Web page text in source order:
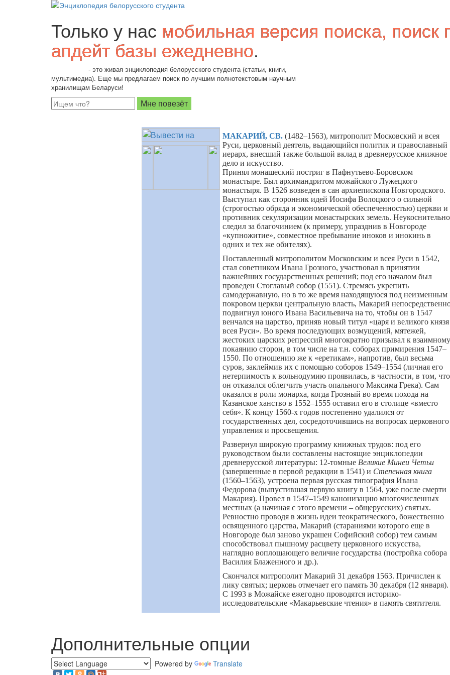
Только у нас мобильная версия поиска, поиск
апдейт базы ежедневно.
- это живая энциклопедия белорусского студента (статьи, книги,
мультимедиа). Еще мы предлагаем поиск по лучшим полнотекстовым научным
хранилищам Беларуси!
МАКАРИЙ, СВ. (1482–1563), митрополит Московский и всея
Руси, церковный деятель, выдающийся политик и православный
иерарх, внесший также большой вклад в древнерусское книжное
дело и искусство.
Принял монашеский постриг в Пафнутьево-Боровском
монастыре. Был архимандритом можайского Лужецкого
монастыря. В 1526 возведен в сан архиепископа Новгородского.
Выступал как сторонник идей Иосифа Волоцкого о сильной
(строгостью обряда и экономической обеспеченностью) церкви и
противник секуляризации монастырских земель. Неукоснительно
следил за благочинием (к примеру, упразднив в Новгороде
«купножитие», совместное пребывание иноков и инокинь в
одних и тех же обителях).
Поставленный митрополитом Московским и всея Руси в 1542,
стал советником Ивана Грозного, участвовал в принятии
важнейших государственных решений; под его началом был
проведен Стоглавый собор (1551). Стремясь укрепить
самодержавную, но в то же время находящуюся под неизменным
покровом церкви центральную власть, Макарий
подвигнул юного Ивана Васильевича на то, чтобы он в 1547
венчался на царство, приняв новый титул «царя и великого князя
всея Руси». Во время последующих возмущений, мятежей,
жестоких царских репрессий многократно призывал к взаимному
покаянию сторон, в том числе на т.н. соборах примирения 1547–
1550. По отношению же к «еретикам», напротив, был весьма
суров, заклеймив их с помощью соборов 1549–1554 (личная его
нетерпимость к вольнодумию проявилась, в частности, в том, что
он отказался облегчить участь опального Максима Грека). Сам
оказался в роли монарха, когда Грозный во время похода на
Казанское ханство в 1552–1555 оставил его в столице «вместо
себя». К концу 1560-х годов постепенно удалился от
государственных дел, сосредоточившись на вопросах церковного
управления и просвещения.
Развернул широкую программу книжных трудов: под его
руководством были составлены настоящие энциклопедии
древнерусской литературы: 12-томные Великие Минеи Четьи
(завершенные в первой редакции в 1541) и Степенная книга
(1560–1563), устроена первая русская типография Ивана
Федорова (выпустившая первую книгу в 1564, уже после смерти
Макария). Провел в 1547–1549 канонизацию многочисленных
местных (а начиная с этого времени – общерусских) святых.
Ревностно проводя в жизнь идеи теократического, божественно
освященного царства, Макарий (стараниями которого еще в
Новгороде был заново украшен Софийский собор) тем самым
способствовал пышному расцвету церковного искусства,
наглядно воплощающего величие государства (постройка собора
Василия Блаженного и др.).
Скончался митрополит Макарий 31 декабря 1563. Причислен к
лику святых; церковь отмечает его память 30 декабря (12 января).
С 1993 в Можайске ежегодно проводятся историко-
исследовательские «Макарьевские чтения» в память святителя.
Дополнительные опции
Powered by Translate